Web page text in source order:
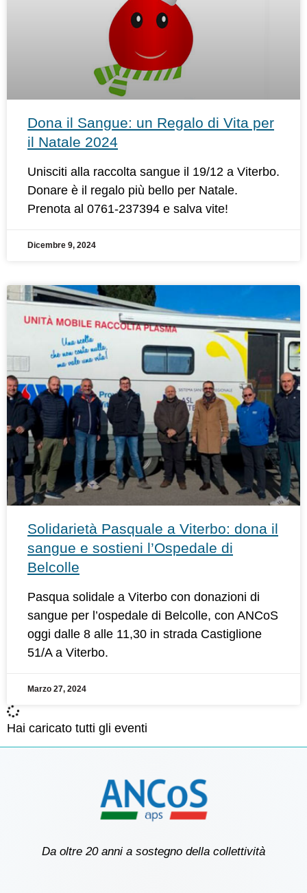
Dona il Sangue: un Regalo di Vita per
il Natale 2024
Unisciti alla raccolta sangue il 19/12 a Viterbo.
Donare è il regalo più bello per Natale.
Prenota al 0761-237394 e salva vite!
Dicembre 9, 2024
Solidarietà Pasquale a Viterbo: dona il
sangue e sostieni l’Ospedale di
Belcolle
Pasqua solidale a Viterbo con donazioni di
sangue per l’ospedale di Belcolle, con ANCoS
oggi dalle 8 alle 11,30 in strada Castiglione
51/A a Viterbo.
Marzo 27, 2024